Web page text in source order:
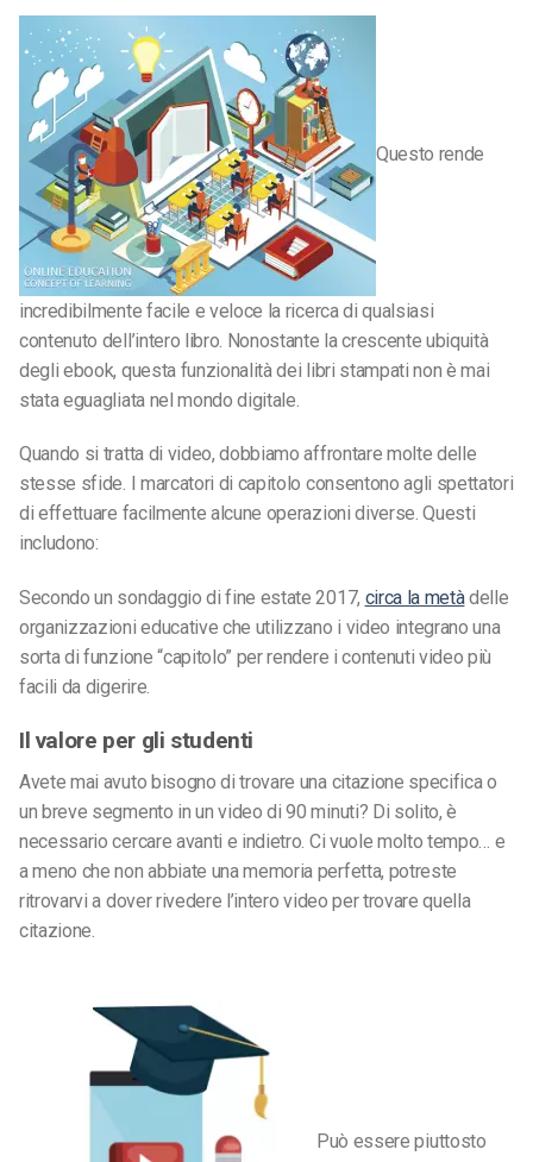
Questo rende
incredibilmente facile e veloce la ricerca di qualsiasi
contenuto dell’intero libro. Nonostante la crescente ubiquità
degli ebook, questa funzionalità dei libri stampati non è mai
stata eguagliata nel mondo digitale.
Quando si tratta di video, dobbiamo affrontare molte delle
stesse sfide. I marcatori di capitolo consentono agli spettatori
di effettuare facilmente alcune operazioni diverse. Questi
includono:
Secondo un sondaggio di fine estate 2017, circa la metàdelle
organizzazioni educative che utilizzano i video integrano una
sorta di funzione “capitolo” per rendere i contenuti video più
facili da digerire.
Il valore per gli studenti
Avete mai avuto bisogno di trovare una citazione specifica o
un breve segmento in un video di 90 minuti? Di solito, è
necessario cercare avanti e indietro. Ci vuole molto tempo… e
a meno che non abbiate una memoria perfetta, potreste
ritrovarvi a dover rivedere l’intero video per trovare quella
citazione.
Può essere piuttosto